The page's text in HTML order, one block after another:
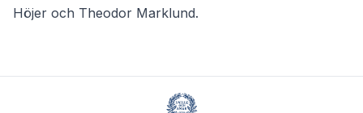
Höjer och Theodor Marklund.